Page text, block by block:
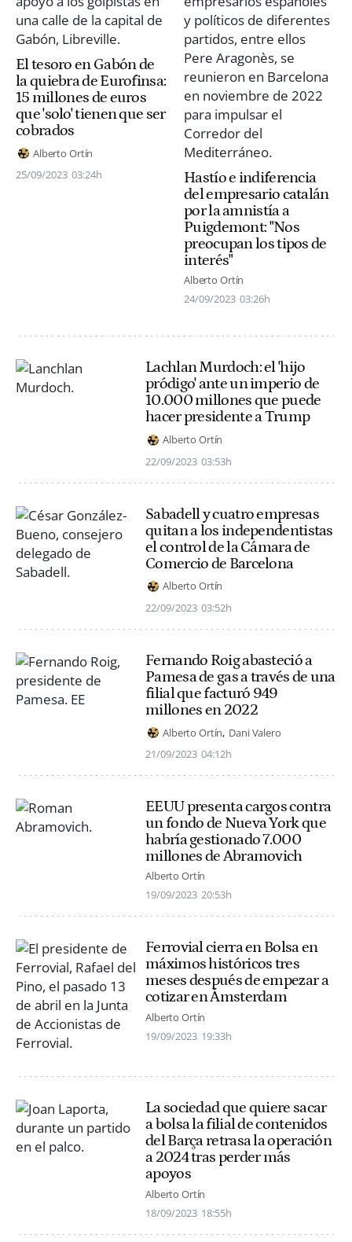
El tesoro en Gabón de
la quiebra de Eurofinsa:
15 millones de euros
que 'solo' tienen que ser
cobrados
Alberto Ortín
25/09/2023 03:24h
Hastío e indiferencia
del empresario catalán
por la amnistía a
Puigdemont: "Nos
preocupan los tipos de
interés"
Alberto Ortín
24/09/2023 03:26h
Lachlan Murdoch: el 'hijo
pródigo' ante un imperio de
10.000 millones que puede
hacer presidente a Trump
Alberto Ortín
22/09/2023 03:53h
Sabadell y cuatro empresas
quitan a los independentistas
el control de la Cámara de
Comercio de Barcelona
Alberto Ortín
22/09/2023 03:52h
Fernando Roig abasteció a
Pamesa de gas a través de una
filial que facturó 949
millones en 2022
Alberto Ortín Dani Valero
21/09/2023 04:12h
EEUU presenta cargos contra
un fondo de Nueva York que
habría gestionado 7.000
millones de Abramovich
Alberto Ortín
19/09/2023 20:53h
Ferrovial cierra en Bolsa en
máximos históricos tres
meses después de empezar a
cotizar en Ámsterdam
Alberto Ortín
19/09/2023 19:33h
La sociedad que quiere sacar
a bolsa la filial de contenidos
del Barça retrasa la operación
a 2024 tras perder más
apoyos
Alberto Ortín
18/09/2023 18:55h